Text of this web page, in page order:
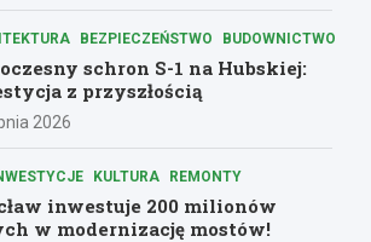
BEZPIECZEŃSTWO BUDOWNICTWO
schron S-1 na Hubskiej:
z przyszłością
2026
KULTURA REMONTY
inwestuje 200 milionów
w modernizację mostów!